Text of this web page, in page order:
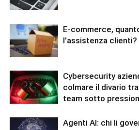
E-commerce,
l’assistenza clienti?
Cybersecurity
colmare il divario
team sotto
Agenti AI: chi li